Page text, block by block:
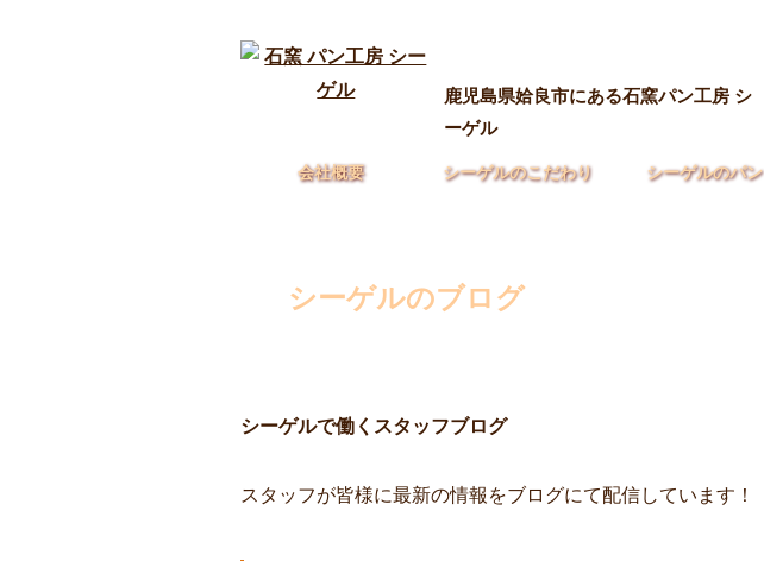
鹿児島県姶良市にある石窯パン工房 シ
ーゲル
会社概要 シーゲルのこだわり シーゲルのパン
シーゲルのブログ
シーゲルで働くスタッフブログ
スタッフが皆様に最新の情報をブログにて配信しています！